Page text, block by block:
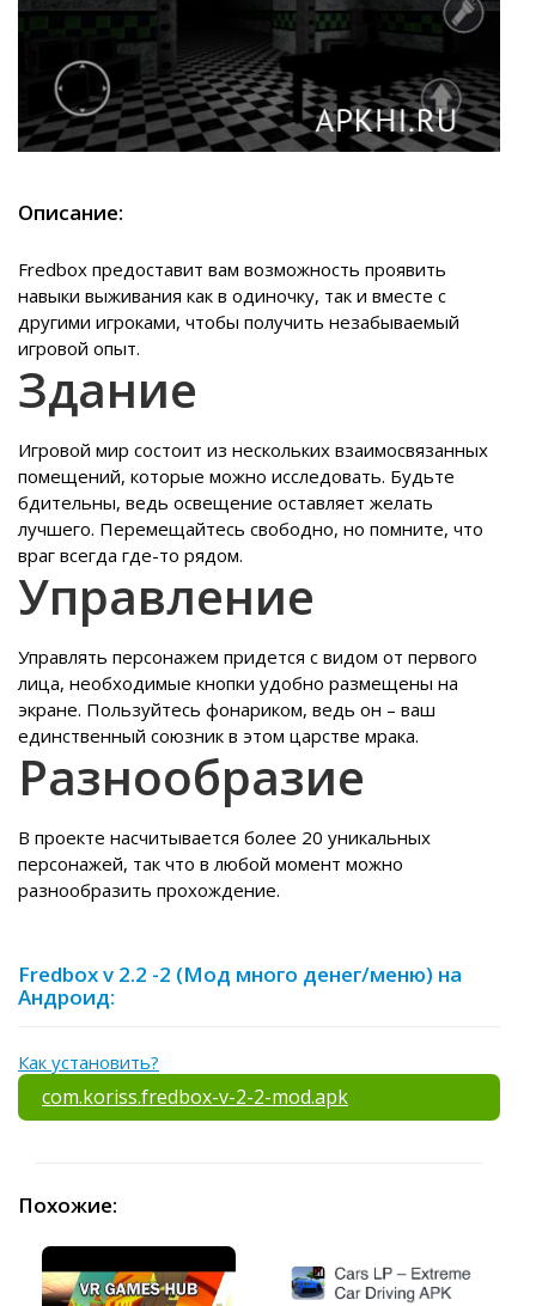
Описание:
Fredbox предоставит вам возможность проявить
навыки выживания как в одиночку, так и вместе с
другими игроками, чтобы получить незабываемый
игровой опыт.
Здание
Игровой мир состоит из нескольких взаимосвязанных
помещений, которые можно исследовать. Будьте
бдительны, ведь освещение оставляет желать
лучшего. Перемещайтесь свободно, но помните, что
враг всегда где-то рядом.
Управление
Управлять персонажем придется с видом от первого
лица, необходимые кнопки удобно размещены на
экране. Пользуйтесь фонариком, ведь он – ваш
единственный союзник в этом царстве мрака.
Разнообразие
В проекте насчитывается более 20 уникальных
персонажей, так что в любой момент можно
разнообразить прохождение.
Fredbox v 2.2 -2 (Мод много денег/меню) на
Андроид:
Как установить?
com.koriss.fredbox-v-2-2-mod.apk
Похожие: